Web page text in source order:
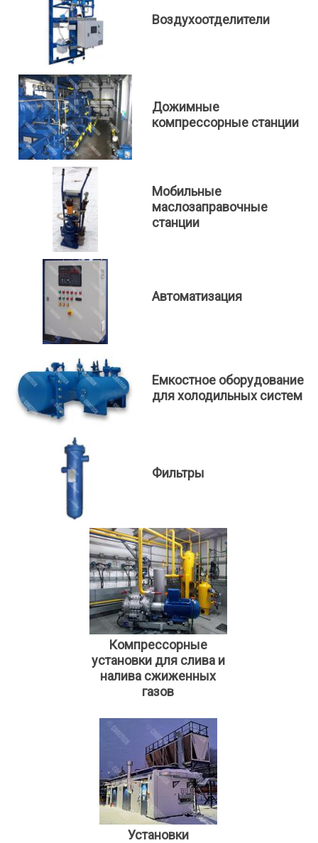
Воздухоотделители
Дожимные
компрессорные станции
Мобильные
маслозаправочные
станции
Автоматизация
Емкостное оборудование
для холодильных систем
Фильтры
Компрессорные
установки для слива и
налива сжиженных
газов
Установки